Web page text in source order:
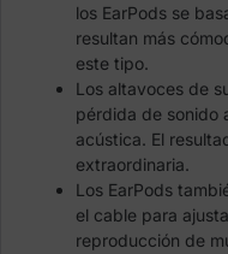
los EarPods se
resultan más
este tipo.
Los altavoces de
pérdida de sonido
acústica. El
extraordinaria.
Los EarPods
el cable para
reproducción de